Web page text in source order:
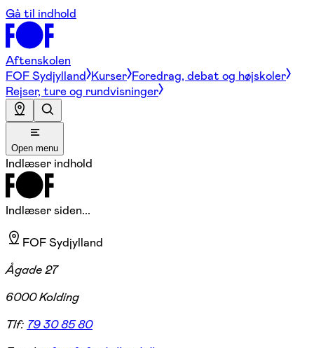
Gå til indhold
Aftenskolen
FOF Sydjylland Kurser Foredrag, debat og højskoler
Rejser, ture og rundvisninger
Open menu
Indlæser indhold
Indlæser siden...
FOF Sydjylland
Ågade 27
6000 Kolding
Tlf: 79 30 85 80